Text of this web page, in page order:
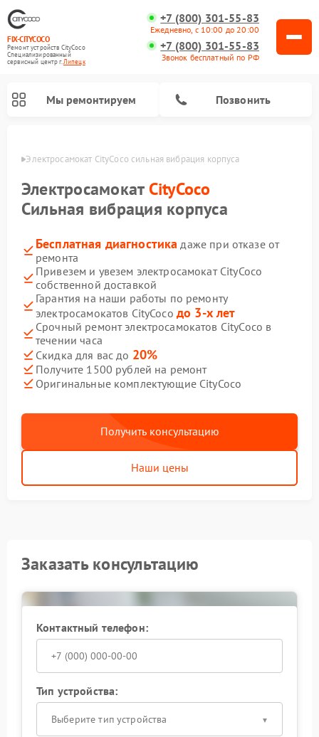
FIX-CITYCOCO
Ремонт устройств CityCoco
Специализированный
cервисный центр г.Липецк
+7 (800) 301-55-83
Ежедневно, с 10:00 до 20:00
+7 (800) 301-55-83
Звонок бесплатный по РФ
Мы ремонтируем Позвонить
Электросамокат CityCoco сильная вибрация корпуса
Электросамокат CityCoco
Сильная вибрация корпуса
Бесплатная диагностика даже при отказе от
ремонта
Привезем и увезем электросамокат CityCoco
собственной доставкой
Гарантия на наши работы по ремонту
электросамокатов CityCoco до 3-х лет
Срочный ремонт электросамокатов CityCoco в
течении часа
Скидка для вас до 20%
Получите 1500 рублей на ремонт
Оригинальные комплектующие CityCoco
Получить консультацию
Наши цены
Заказать консультацию
Контактный телефон:
Тип устройства:
Выберите тип устройства